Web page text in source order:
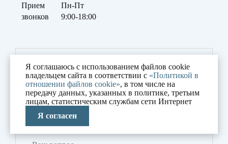
Прием
звонков
Пн-Пт
9:00-18:00
Я соглашаюсь с использованием файлов cookie
владельцем сайта в соответствии с «Политикой в
отношении файлов cookie», в том числе на
передачу данных, указанных в политике, третьим
лицам, статистическим службам сети Интернет
Я согласен